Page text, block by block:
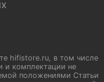
hifistore.ru, в том числе
и комплектации не
положениями Статьи